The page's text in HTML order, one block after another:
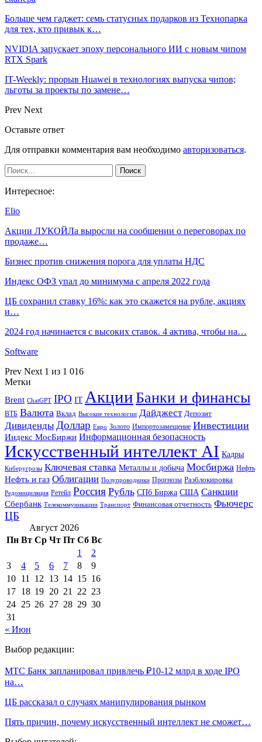
Больше чем гаджет: семь статусных подарков из Технопарка
для тех, кто привык к…
NVIDIA запускает эпоху персонального ИИ с новым чипом
RTX Spark
IT-Weekly: прорыв Huawei в технологиях выпуска чипов;
льготы за проекты по замене…
Prev Next
Оставьте ответ
Для отправки комментария вам необходимо авторизоваться.
Интересное:
Elio
Акции ЛУКОЙЛа выросли на сообщении о переговорах по
продаже…
Бизнес против снижения порога для уплаты НДС
Индекс ОФЗ упал до минимума с апреля 2022 года
ЦБ сохранил ставку 16%: как это скажется на рубле, акциях
и…
2024 год начинается с высоких ставок. 4 актива, чтобы на…
Software
Prev Next 1 из 1 016
Метки
Brent ChatGPT IPO IT АкцииБанки и финансы
ВТБ Валюта Вклад Высокие технологии Дайджест Депозит
Дивиденды Доллар Евро Золото Импортозамещение Инвестиции
Индекс МосБиржи Информационная безопасность
Искусственный интеллект AI Кадры
Киберугрозы Ключевая ставка Металлы и добыча Мосбиржа Нефть
Нефть и газ Облигации Полупроводники Прогнозы Разблокировка
Редомициляция Ретейл Россия Рубль СПб Биржа США Санкции
Сбербанк Телекоммуникации Транспорт Финансовая отчетность Фьючерс
ЦБ
Август 2026
Пн Вт Ср Чт Пт Сб Вс
1
2
3
4 5 6 7 8
9
10 11 12 13 14 15 16
17 18 19 20 21 22 23
24 25 26 27 28 29 30
31
« Июн
Выбор редакции:
МТС Банк запланировал привлечь ₽10-12 млрд в ходе IPO
на…
ЦБ рассказал о случаях манипулирования рынком
Пять причин, почему искусственный интеллект не сможет…